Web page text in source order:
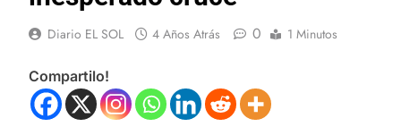
Diario EL SOL 4 Años Atrás 0 1 Minutos
Compartilo!